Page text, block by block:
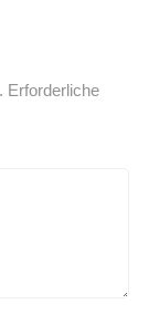
Erforderliche